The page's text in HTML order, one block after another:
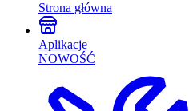
Strona główna
Aplikacje
NOWOŚĆ